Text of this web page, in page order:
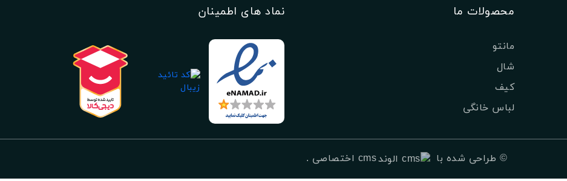
محصولات ما
مانتو
شال
کیف
لباس خانگی
نماد های اطمینان
© طراحی شده با cms اختصاصی .